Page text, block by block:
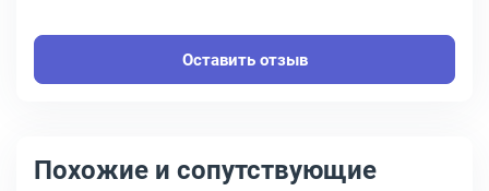
Оставить отзыв
Похожие и сопутствующие